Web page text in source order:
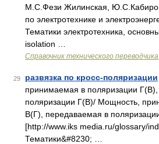
М.С.Фези Жилинская,
по электротехнике и
Тематики электротехника,
isolation …
Справочник технического переводчика
29 развязка по кросс-поляризации
принимаемая в поляризации
поляризации Г(В)/ Мощность,
В(Г), передаваемая в
[http://www.iks media.ru/glossary/
Тематики&#8230; …